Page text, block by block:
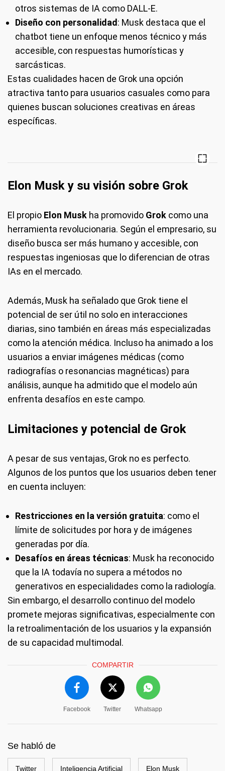
otros sistemas de IA como DALL-E.
Diseño con personalidad : Musk destaca que el
chatbot tiene un enfoque menos técnico y más
accesible, con respuestas humorísticas y
sarcásticas.
Estas cualidades hacen de Grok una opción
atractiva tanto para usuarios casuales como para
quienes buscan soluciones creativas en áreas
específicas.
Elon Musk y su visión sobre Grok
El propio Elon Musk ha promovido Grok como una
herramienta revolucionaria. Según el empresario, su
diseño busca ser más humano y accesible, con
respuestas ingeniosas que lo diferencian de otras
IAs en el mercado.
Además, Musk ha señalado que Grok tiene el
potencial de ser útil no solo en interacciones
diarias, sino también en áreas más especializadas
como la atención médica. Incluso ha animado a los
usuarios a enviar imágenes médicas (como
radiografías o resonancias magnéticas) para
análisis, aunque ha admitido que el modelo aún
enfrenta desafíos en este campo.
Limitaciones y potencial de Grok
A pesar de sus ventajas, Grok no es perfecto.
Algunos de los puntos que los usuarios deben tener
en cuenta incluyen:
Restricciones en la versión gratuita: como el
límite de solicitudes por hora y de imágenes
generadas por día.
Desafíos en áreas técnicas: Musk ha reconocido
que la IA todavía no supera a métodos no
generativos en especialidades como la radiología.
Sin embargo, el desarrollo continuo del modelo
promete mejoras significativas, especialmente con
la retroalimentación de los usuarios y la expansión
de su capacidad multimodal.
COMPARTIR
Facebook Twitter Whatsapp
Se habló de
Twitter Inteligencia Artificial Elon Musk